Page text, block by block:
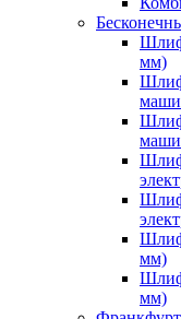
мм)
мм)
мм)